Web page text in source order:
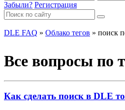
Забыли? Регистрация
DLE FAQ » Облако тегов » поиск
Все вопросы по
Как сделать поиск в DLE